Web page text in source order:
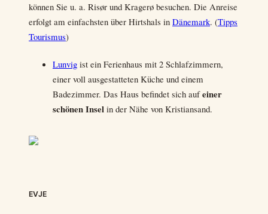
können Sie u. a. Risør und Kragerø besuchen. Die Anreise
erfolgt am einfachsten über Hirtshals in Dänemark. (Tipps
Tourismus)
Lunvig ist ein Ferienhaus mit 2 Schlafzimmern,
einer voll ausgestatteten Küche und einem
Badezimmer. Das Haus befindet sich aufeiner
schönen Insel in der Nähe von Kristiansand.
EVJE